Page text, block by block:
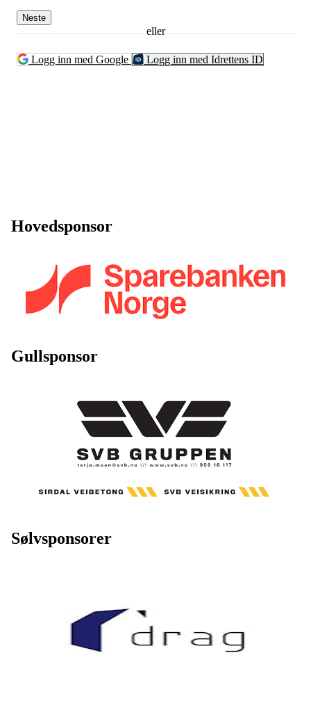
Neste
eller
Logg inn med Google Logg inn med Idrettens ID
Hovedsponsor
Gullsponsor
Sølvsponsorer